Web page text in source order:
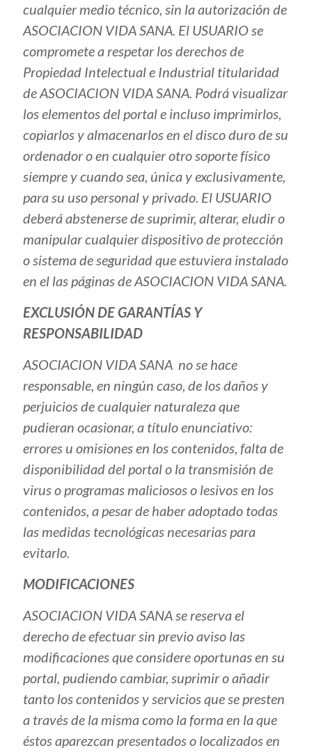
cualquier medio técnico, sin la autorización de
ASOCIACION VIDA SANA. El USUARIO se
compromete a respetar los derechos de
Propiedad Intelectual e Industrial titularidad
de ASOCIACION VIDA SANA. Podrá visualizar
los elementos del portal e incluso imprimirlos,
copiarlos y almacenarlos en el disco duro de su
ordenador o en cualquier otro soporte físico
siempre y cuando sea, única y exclusivamente,
para su uso personal y privado. El USUARIO
deberá abstenerse de suprimir, alterar, eludir o
manipular cualquier dispositivo de protección
o sistema de seguridad que estuviera instalado
en el las páginas de ASOCIACION VIDA SANA.
EXCLUSIÓN DE GARANTÍAS Y
RESPONSABILIDAD
ASOCIACION VIDA SANA no se hace
responsable, en ningún caso, de los daños y
perjuicios de cualquier naturaleza que
pudieran ocasionar, a título enunciativo:
errores u omisiones en los contenidos, falta de
disponibilidad del portal o la transmisión de
virus o programas maliciosos o lesivos en los
contenidos, a pesar de haber adoptado todas
las medidas tecnológicas necesarias para
evitarlo.
MODIFICACIONES
ASOCIACION VIDA SANA se reserva el
derecho de efectuar sin previo aviso las
modificaciones que considere oportunas en su
portal, pudiendo cambiar, suprimir o añadir
tanto los contenidos y servicios que se presten
a través de la misma como la forma en la que
éstos aparezcan presentados o localizados en